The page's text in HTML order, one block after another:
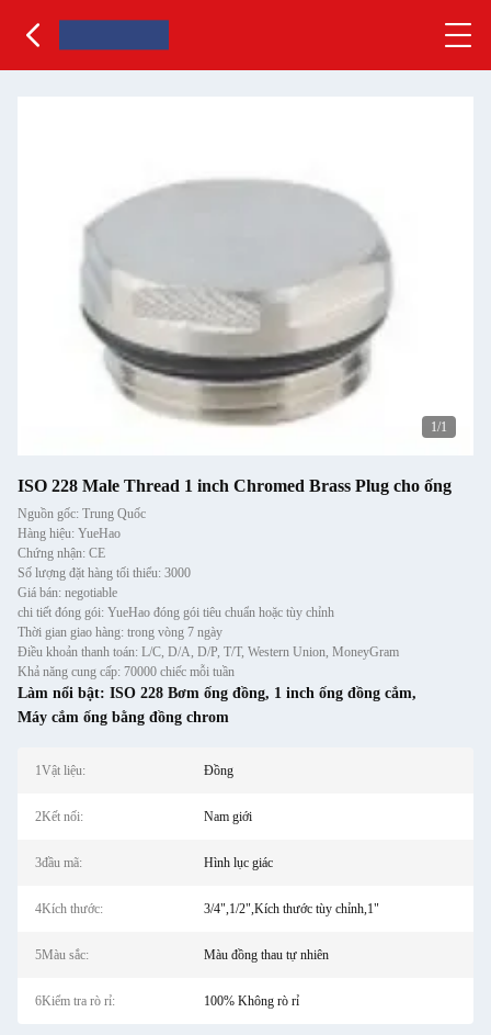
1/1
ISO 228 Male Thread 1 inch Chromed Brass Plug cho ống
Nguồn gốc: Trung Quốc
Hàng hiệu: YueHao
Chứng nhận: CE
Số lượng đặt hàng tối thiểu: 3000
Giá bán: negotiable
chi tiết đóng gói: YueHao đóng gói tiêu chuẩn hoặc tùy chỉnh
Thời gian giao hàng: trong vòng 7 ngày
Điều khoản thanh toán: L/C, D/A, D/P, T/T, Western Union, MoneyGram
Khả năng cung cấp: 70000 chiếc mỗi tuần
Làm nổi bật: ISO 228 Bơm ống đồng, 1 inch ống đồng cắm,
Máy cắm ống bằng đồng chrom
1Vật liệu: Đồng
2Kết nối: Nam giới
3đầu mã: Hình lục giác
4Kích thước: 3/4",1/2",Kích thước tùy chỉnh,1"
5Màu sắc: Màu đồng thau tự nhiên
6Kiểm tra rò rỉ: 100% Không rò rỉ